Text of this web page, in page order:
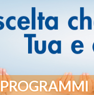
PROGRAMMI